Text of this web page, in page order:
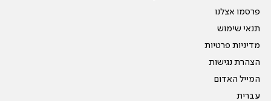
פרסמו אצלנו
תנאי שימוש
מדיניות פרטיות
הצהרת נגישות
המייל האדום
עברית